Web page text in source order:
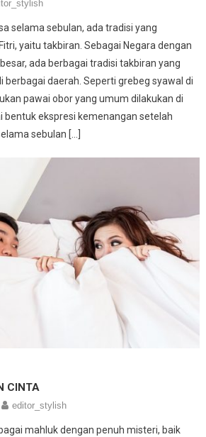
selama sebulan, ada tradisi yang
yaitu takbiran. Sebagai Negara dengan
ada berbagai tradisi takbiran yang
berbagai daerah. Seperti grebeg syawal di
pawai obor yang umum dilakukan di
bentuk ekspresi kemenangan setelah
sebulan […]
CINTA
editor_stylish
mahluk dengan penuh misteri, baik